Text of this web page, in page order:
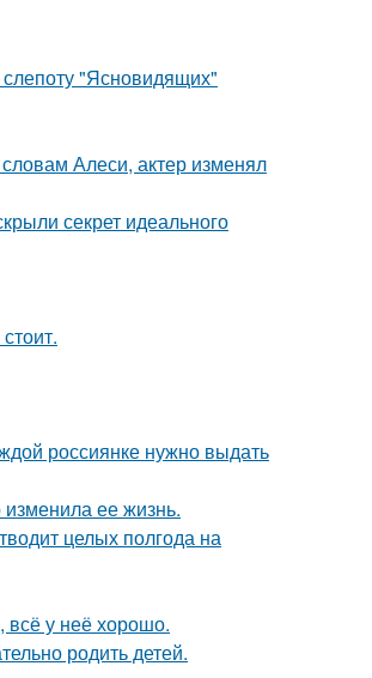
"Ясновидящих"
Алеси, актер изменял
секрет идеального
россиянке нужно выдать
ее жизнь.
целых полгода на
у неё хорошо.
родить детей.